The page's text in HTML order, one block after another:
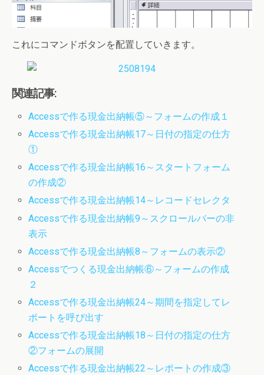
これにコマンドボタンを配置していきます。
関連記事:
Accessで作る現金出納帳⑤～フォームの作成１
Accessで作る現金出納帳17～日付の指定の仕方
①
Accessで作る現金出納帳16～スタートフォーム
の作成②
Accessで作る現金出納帳14～レコードセレクタ
Accessで作る現金出納帳9～スクロールバーの非
表示
Accessで作る現金出納帳8～フォームの表示②
Accessでつくる現金出納帳⑥～フォームの作成
２
Accessで作る現金出納帳24～期間を指定してレ
ポートを呼び出す
Accessで作る現金出納帳18～日付の指定の仕方
②フォームの展開
Accessで作る現金出納帳22～レポートの作成③